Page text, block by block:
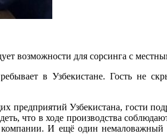
возможности для сорсинга с
в Узбекистане. Гость не
Узбекистана, гости
что в ходе производства
И ещё один немаловажный